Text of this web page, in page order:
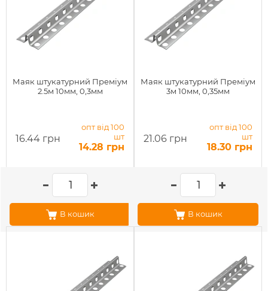
Маяк штукатурний Преміум
2.5м 10мм, 0,3мм
16.44 грн
опт від 100
шт
14.28 грн
В кошик
Маяк штукатурний Преміум
3м 10мм, 0,35мм
21.06 грн
опт від 100
шт
18.30 грн
В кошик